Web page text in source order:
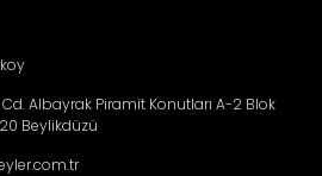
Cd. Albayrak Piramit Konutları A-2 Blok
Beylikdüzü